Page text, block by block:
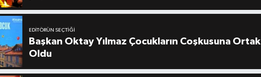
EDITÖRÜN SEÇTIĞI
Başkan Oktay Yılmaz Çocukların Coşkusuna Ortak
Oldu